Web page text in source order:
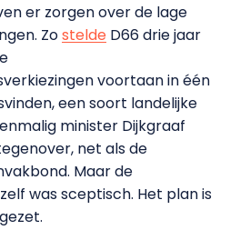
er zorgen over de lage
ZosteldeD66 drie jaar
voortaan in één
een soort landelijke
minister Dijkgraaf
net als de
Maar de
was sceptisch. Het plan is